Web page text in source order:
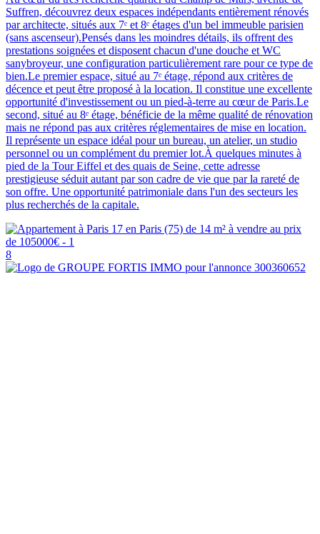
Suffren, découvrez deux espaces indépendants entièrement rénovés
par architecte, situés aux 7ᵉ et 8ᵉ étages d'un bel immeuble parisien
(sans ascenseur).Pensés dans les moindres détails, ils offrent des
prestations soignées et disposent chacun d'une douche et WC
sanybroyeur, une configuration particulièrement rare pour ce type de
bien.Le premier espace, situé au 7ᵉ étage, répond aux critères de
décence et peut être proposé à la location. Il constitue une excellente
opportunité d'investissement ou un pied-à-terre au cœur de Paris.Le
second, situé au 8ᵉ étage, bénéficie de la même qualité de rénovation
mais ne répond pas aux critères réglementaires de mise en location.
Il représente un espace idéal pour un bureau, un atelier, un studio
personnel ou un complément du premier lot.À quelques minutes à
pied de la Tour Eiffel et des quais de Seine, cette adresse
prestigieuse séduit autant par son cadre de vie que par la rareté de
son offre. Une opportunité patrimoniale dans l'un des secteurs les
plus recherchés de la capitale.
8